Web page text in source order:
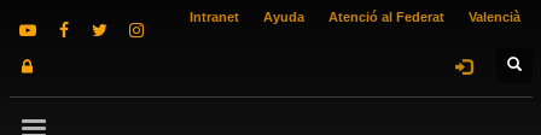
Intranet Ayuda Atenció al Federat Valencià